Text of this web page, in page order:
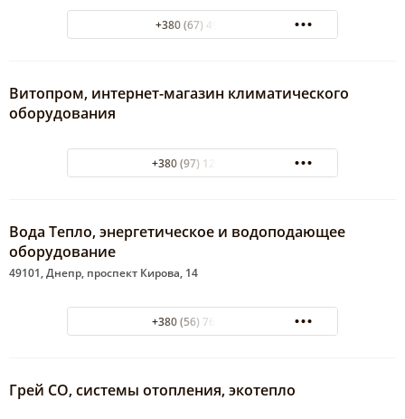
+380 (67) 4947703
Витопром, интернет-магазин климатического
оборудования
+380 (97) 120-70-94
Вода Тепло, энергетическое и водоподающее
оборудование
49101, Днепр, проспект Кирова, 14
+380 (56) 767-59-60
Грей CO, системы отопления, экотепло